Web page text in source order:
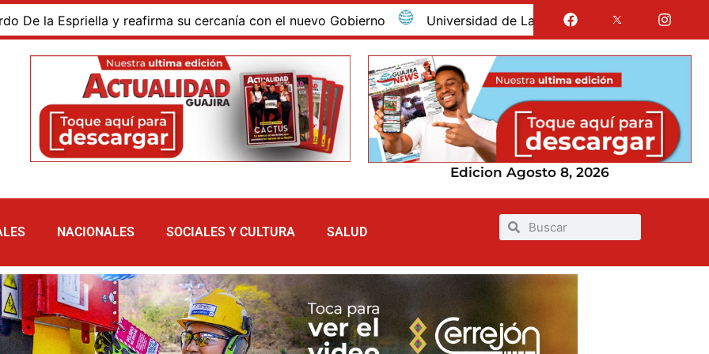
Espriella y reafirma su cercanía con el nuevo Gobierno Universidad de La Guajira celebró la obtención del
Edicion Agosto 8, 2026
NACIONALES SOCIALES Y CULTURA SALUD